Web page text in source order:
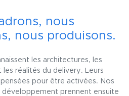
nous
nous produisons.
les architectures, les
réalités du delivery. Leurs
pour être activées. Nos
prennent ensuite